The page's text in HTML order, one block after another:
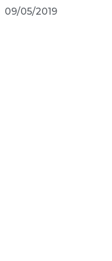
09/05/2019